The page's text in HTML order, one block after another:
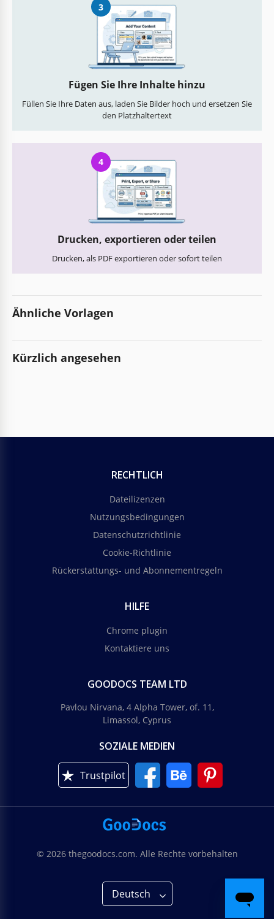
3
Fügen Sie Ihre Inhalte hinzu
Füllen Sie Ihre Daten aus, laden Sie Bilder hoch und ersetzen Sie
den Platzhaltertext
4
Drucken, exportieren oder teilen
Drucken, als PDF exportieren oder sofort teilen
Ähnliche Vorlagen
Kürzlich angesehen
RECHTLICH
Dateilizenzen
Nutzungsbedingungen
Datenschutzrichtlinie
Cookie-Richtlinie
Rückerstattungs- und Abonnementregeln
HILFE
Chrome plugin
Kontaktiere uns
GOODOCS TEAM LTD
Pavlou Nirvana, 4 Alpha Tower, of. 11,
Limassol, Cyprus
SOZIALE MEDIEN
Trustpilot
© 2026 thegoodocs.com. Alle Rechte vorbehalten
Deutsch